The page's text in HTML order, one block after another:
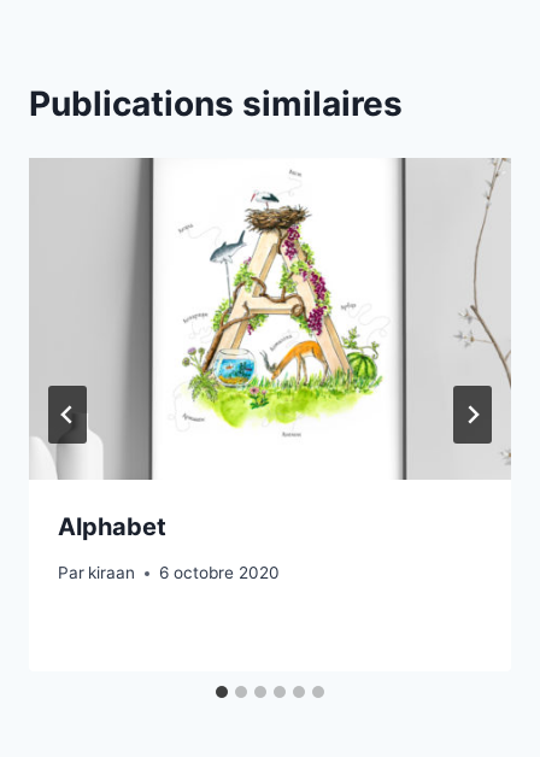
Publications similaires
Alphabet
Par kiraan 6 octobre 2020